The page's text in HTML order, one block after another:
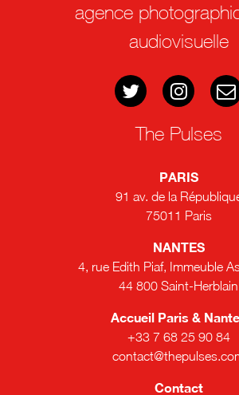
agence
audiovisuelle
The Pulses
PARIS
91 av. de la
75011 Paris
NANTES
4, rue Edith Piaf, Immeuble
44 800 Saint-Herblain
Accueil Paris &
+33 7 68 25 90 84
Contact